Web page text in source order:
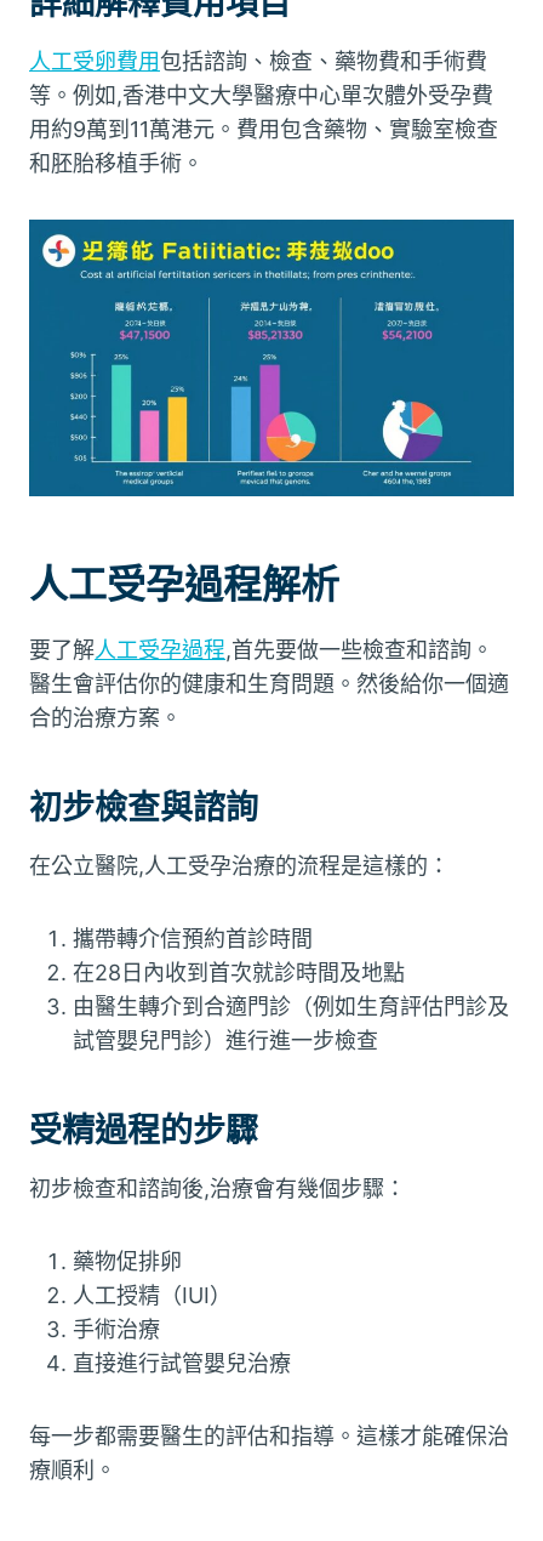
人工受卵費用包括諮詢、檢查、藥物費和手術費
等。例如,香港中文大學醫療中心單次體外受孕費
用約9萬到11萬港元。費用包含藥物、實驗室檢查
和胚胎移植手術。
人工受孕過程解析
要了解人工受孕過程,首先要做一些檢查和諮詢。
醫生會評估你的健康和生育問題。然後給你一個適
合的治療方案。
初步檢查與諮詢
在公立醫院,人工受孕治療的流程是這樣的：
攜帶轉介信預約首診時間
在28日內收到首次就診時間及地點
由醫生轉介到合適門診（例如生育評估門診及
試管嬰兒門診）進行進一步檢查
受精過程的步驟
初步檢查和諮詢後,治療會有幾個步驟：
藥物促排卵
人工授精（IUI）
手術治療
直接進行試管嬰兒治療
每一步都需要醫生的評估和指導。這樣才能確保治
療順利。